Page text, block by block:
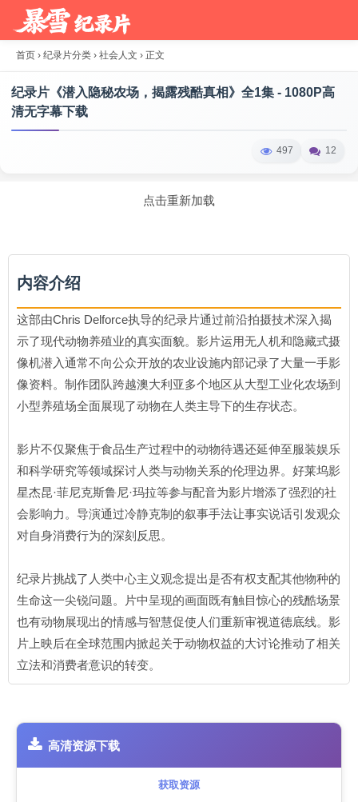
首页 › 纪录片分类 › 社会人文 › 正文
纪录片《潜入隐秘农场，揭露残酷真相》全1集 - 1080P高
清无字幕下载
497 12
点击重新加载
内容介绍
这部由Chris Delforce执导的纪录片通过前沿拍摄技术深入揭
示了现代动物养殖业的真实面貌。影片运用无人机和隐藏式摄
像机潜入通常不向公众开放的农业设施内部记录了大量一手影
像资料。制作团队跨越澳大利亚多个地区从大型工业化农场到
小型养殖场全面展现了动物在人类主导下的生存状态。
影片不仅聚焦于食品生产过程中的动物待遇还延伸至服装娱乐
和科学研究等领域探讨人类与动物关系的伦理边界。好莱坞影
星杰昆·菲尼克斯鲁尼·玛拉等参与配音为影片增添了强烈的社
会影响力。导演通过冷静克制的叙事手法让事实说话引发观众
对自身消费行为的深刻反思。
纪录片挑战了人类中心主义观念提出是否有权支配其他物种的
生命这一尖锐问题。片中呈现的画面既有触目惊心的残酷场景
也有动物展现出的情感与智慧促使人们重新审视道德底线。影
片上映后在全球范围内掀起关于动物权益的大讨论推动了相关
立法和消费者意识的转变。
高清资源下载
获取资源